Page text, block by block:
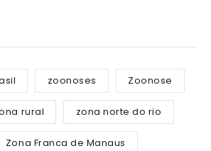
zoonoses Zoonose
rural zona norte do rio
Zona Franca de Manaus